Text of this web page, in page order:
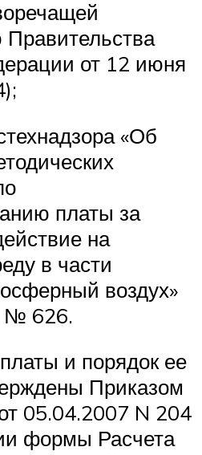
от 12 июня
«Об
платы за
на
в части
воздух»
№ 626.
и порядок ее
Приказом
05.04.2007 N 204
формы Расчета